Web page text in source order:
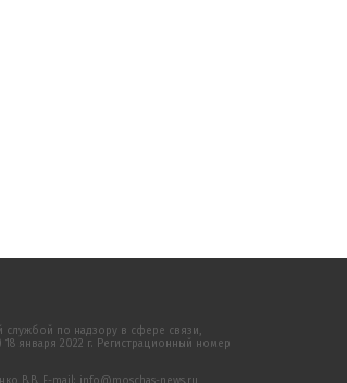
службой по надзору в сфере связи,
января 2022 г. Регистрационный номер